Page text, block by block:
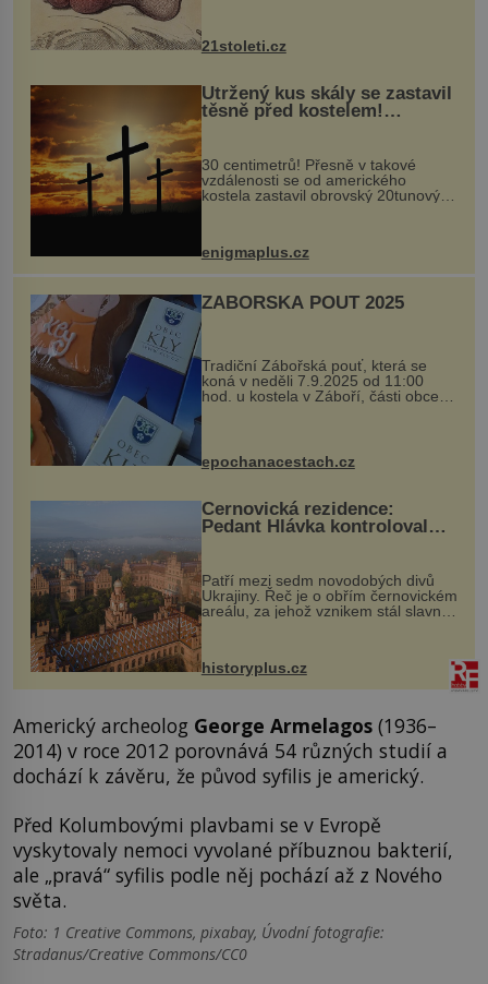
nohou, a způsobuje bole...
21stoleti.cz
Utržený kus skály se zastavil
těsně před kostelem!
Ochránila ho boží síla?
30 centimetrů! Přesně v takové
vzdálenosti se od amerického
kostela zastavil obrovský 20tunový
...
enigmaplus.cz
ZÁBOŘSKÁ POUŤ 2025
Tradiční Zábořská pouť, která se
koná v neděli 7.9.2025 od 11:00
hod. u kostela v Záboří, části obce
Kly u Mělníka. V programu naleznete
komentovanou prohlídku kostela,
epochanacestach.cz
Černovická rezidence:
Pedant Hlávka kontroloval
Patří mezi sedm novodobých divů
Ukrajiny. Řeč je o obřím černovickém
areálu, za jehož vznikem stál slavný
český architekt Josef Hlávka. Ten si
na něm dal mimořádně záležet. Jeho
historyplus.cz
Americký archeolog George Armelagos (1936–
2014) v roce 2012 porovnává 54 různých studií a
dochází k závěru, že původ syfilis je americký.
Před Kolumbovými plavbami se v Evropě
vyskytovaly nemoci vyvolané příbuznou bakterií,
ale „pravá“ syfilis podle něj pochází až z Nového
světa.
Foto: 1 Creative Commons, pixabay, Úvodní fotografie:
Stradanus/Creative Commons/CC0